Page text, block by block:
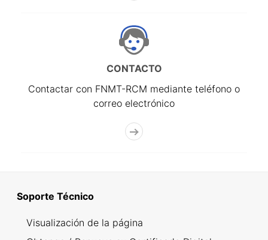
CONTACTO
Contactar con FNMT-RCM mediante teléfono o
correo electrónico
Soporte Técnico
Visualización de la página